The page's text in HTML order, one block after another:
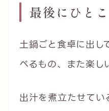
最後にひとこ
土鍋ごと食卓に出し
べるもの、また楽し
出汁を煮立たせてい